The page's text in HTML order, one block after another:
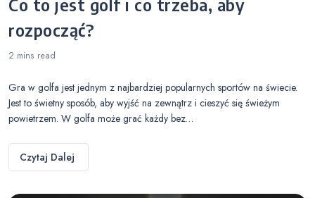
rozpocząć?
2 mins read
Gra w golfa jest jednym z najbardziej popularnych sportów na świecie.
Jest to świetny sposób, aby wyjść na zewnątrz i cieszyć się świeżym
powietrzem. W golfa może grać każdy bez…
Czytaj Dalej